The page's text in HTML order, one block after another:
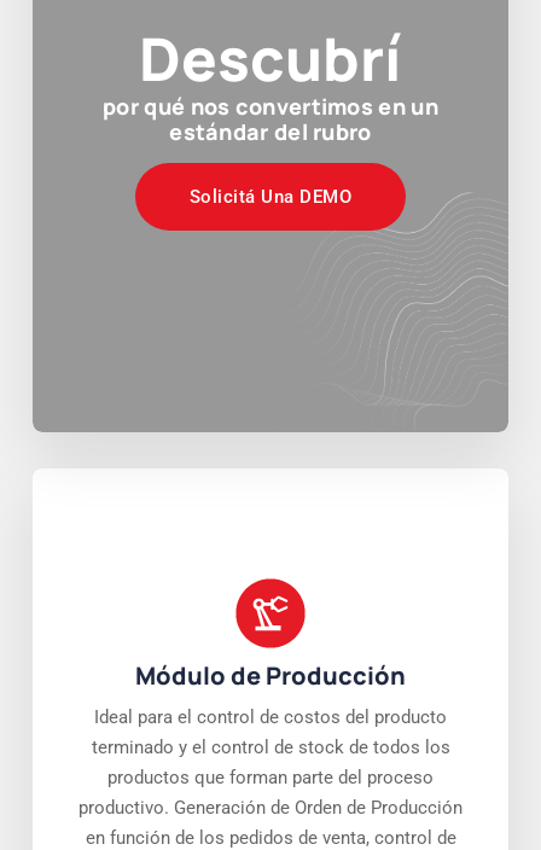
Descubrí
por qué nos convertimos en un
estándar del rubro
Solicitá Una DEMO
Módulo de Producción
Ideal para el control de costos del producto
terminado y el control de stock de todos los
productos que forman parte del proceso
productivo. Generación de Orden de Producción
en función de los pedidos de venta, control de